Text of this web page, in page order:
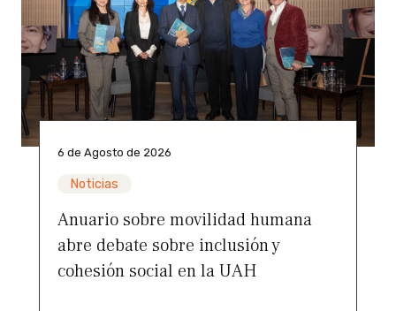
6 de Agosto de 2026
Noticias
Anuario sobre movilidad humana
abre debate sobre inclusión y
cohesión social en la UAH